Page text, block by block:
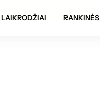
LAIKRODŽIAI RANKINĖS